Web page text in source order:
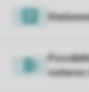
voitures